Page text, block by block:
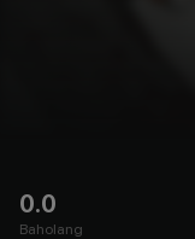
0.0
Baholang